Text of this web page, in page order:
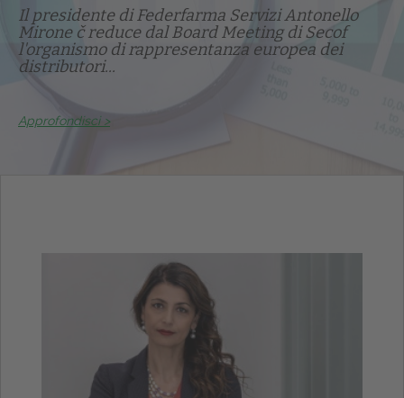
Il presidente di Federfarma Servizi Antonello
Mirone č reduce dal Board Meeting di Secof
l'organismo di rappresentanza europea dei
distributori...
Approfondisci >